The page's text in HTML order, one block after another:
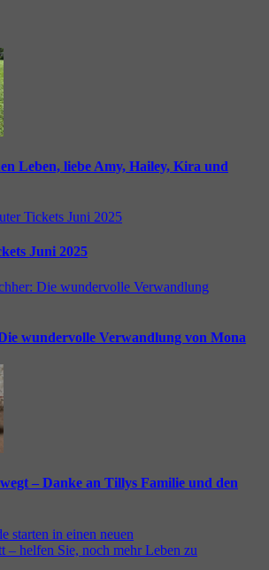
Leben, liebe Amy, Hailey, Kira und
Juni 2025
wundervolle Verwandlung von Mona
– Danke an Tillys Familie und den